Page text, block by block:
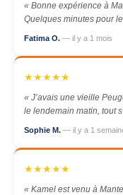
« Bonne expérience à
Quelques minutes pour
Fatima O. — il y a 1 mois
★★★★★
« J’avais une vieille
le lendemain matin, tout
Sophie M. — il y a 1
★★★★★
« Kamel est venu à